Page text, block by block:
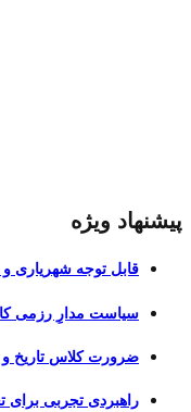
پیشنهاد ویژه
قابل توجه شهریاری
سیاست مدارِ رزمی
ضرورت کلاس تاریخ
راهبردی تجربی برای